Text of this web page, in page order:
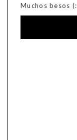
Muchos besos (: